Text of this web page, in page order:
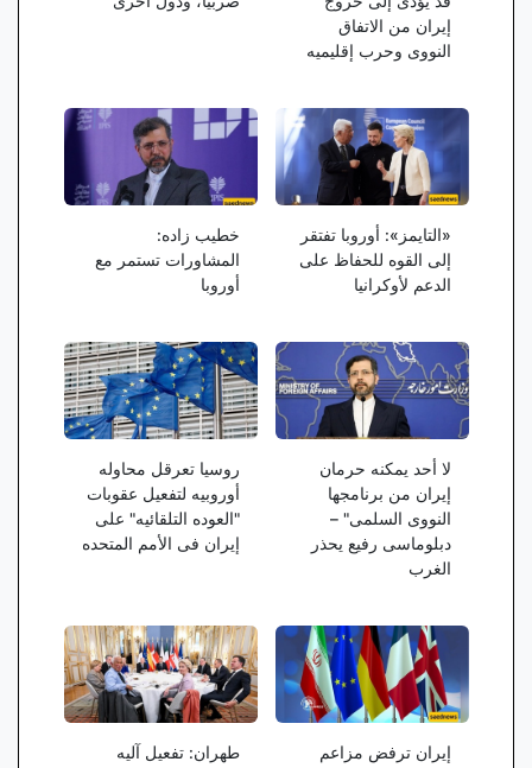
إیران من الاتفاق
النووی وحرب إقلیمیه
«التایمز»: أوروبا تفتقر
إلى القوه للحفاظ على
الدعم لأوکرانیا
خطیب‌ زاده:
المشاورات تستمر مع
أوروبا
لا أحد یمکنه حرمان
إیران من برنامجها
النووی السلمی" –
دبلوماسی رفیع یحذر
الغرب
روسیا تعرقل محاوله
أوروبیه لتفعیل عقوبات
"العوده التلقائیه" على
إیران فی الأمم المتحده
إیران ترفض مزاعم
طهران: تفعیل آلیه